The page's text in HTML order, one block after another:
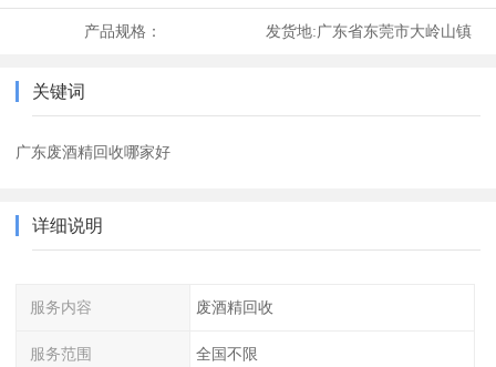
产品规格： 发货地:广东省东莞市大岭山镇
关键词
广东废酒精回收哪家好
详细说明
服务内容 废酒精回收
服务范围 全国不限